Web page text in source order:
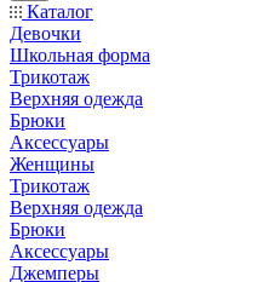
Каталог
Девочки
Школьная форма
Трикотаж
Верхняя одежда
Брюки
Аксессуары
Женщины
Трикотаж
Верхняя одежда
Брюки
Аксессуары
Джемперы